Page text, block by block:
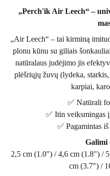
„Perch'ik Air Leech“ –
„Air Leech“ – tai kirminą
plonu kūnu su giliais
natūralaus judėjimo jis
plėšriųjų žuvų (lydeka,
karpiai,
✅ Natūrali
✅ Itin veiksmingas
✅ Pagamintas
Galimi
2,5 cm (1.0") / 4,6 cm (1.8") /
cm (3.7") /